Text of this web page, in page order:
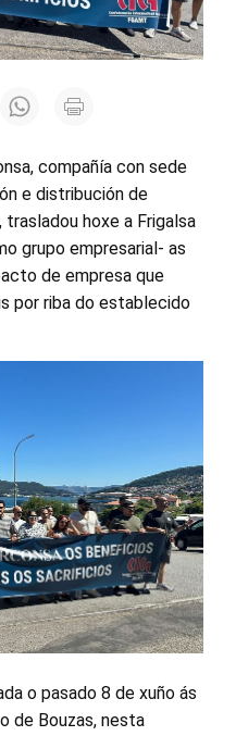
compañía con sede
e distribución de
hoxe a Frigalsa
grupo empresarial- as
de empresa que
por riba do establecido
o pasado 8 de xuño ás
de Bouzas, nesta